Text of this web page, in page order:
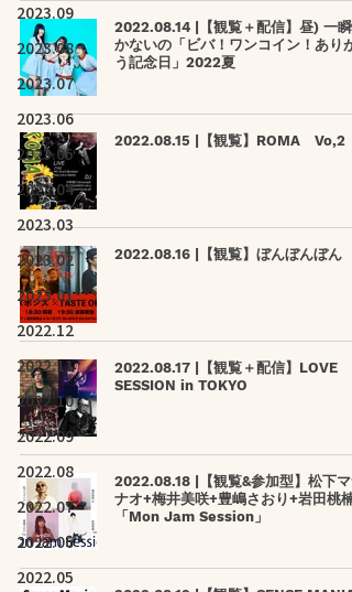
2023.09
2023.08
2023.07
2023.06
2023.05
2023.04
2023.03
2023.02
2023.01
2022.12
2022.11
2022.10
2022.09
2022.08
2022.07
2022.06
2022.05
2022.08.14 |【観覧＋配信】昼) 一瞬
かないの「ビバ！ワンコイン！あり
う記念日」2022夏
2022.08.15 |【観覧】ROMA Vo,2
2022.08.16 |【観覧】ぼんぼんぼん
2022.08.17 |【観覧＋配信】LOVE
SESSION in TOKYO
2022.08.18 |【観覧&参加型】松下マ
ナオ+梅井美咲+豊嶋さおり+岩田桃楠
「Mon Jam Session」